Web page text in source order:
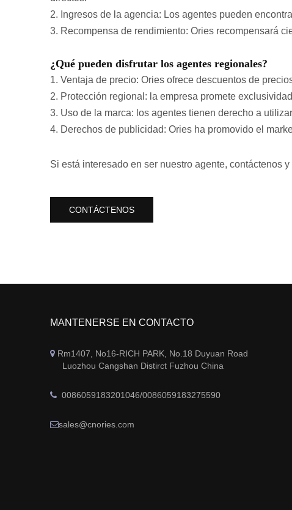
2. Ingresos de la agencia: Los agentes pueden
3. Recompensa de rendimiento: Ories recompensará
¿Qué pueden disfrutar los agentes regionales?
1. Ventaja de precio: Ories ofrece descuentos de
2. Protección regional: la empresa promete
3. Uso de la marca: los agentes tienen derecho a
4. Derechos de publicidad: Ories ha promovido el
Si está interesado en ser nuestro agente, contáctenos
CONTÁCTENOS
MANTENERSE EN CONTACTO
 Rm1407, No16-RICH PARK, No.18 Duyuan Road
Luozhou Cangshan Distirct Fuzhou China
 0086059183201046/0086059183275590
sales@cnories.com